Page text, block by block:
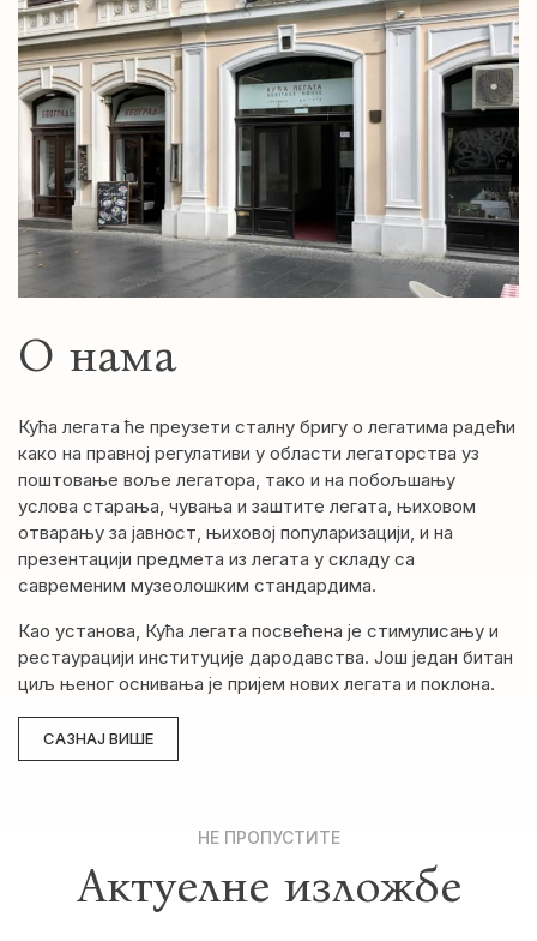
О нама
Кућа легата ће преузети сталну бригу о легатима радећи
како на правној регулативи у области легаторства уз
поштовање воље легатора, тако и на побољшању
услова старања, чувања и заштите легата, њиховом
отварању за јавност, њиховој популаризацији, и на
презентацији предмета из легата у складу са
савременим музеолошким стандардима.
Као установа, Кућа легата посвећена је стимулисању и
рестаурацији институције дародавства. Још један битан
циљ њеног оснивања је пријем нових легата и поклона.
САЗНАЈ ВИШЕ
НЕ ПРОПУСТИТЕ
Актуелне изложбе